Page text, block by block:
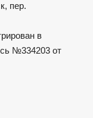
пер.
в
№334203 от